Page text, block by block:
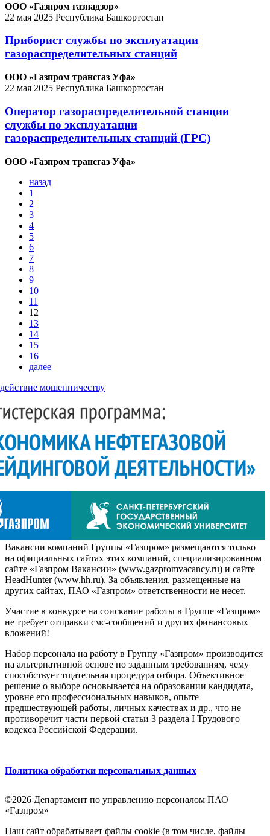
ООО «Газпром газнадзор»
22 мая 2025 Республика Башкортостан
Приборист службы по эксплуатации
газораспределительных станций
ООО «Газпром трансгаз Уфа»
22 мая 2025 Республика Башкортостан
Оператор газораспределительной станции
службы по эксплуатации
газораспределительных станций (ГРС)
ООО «Газпром трансгаз Уфа»
назад
1
2
3
4
5
6
7
8
9
10
11
12
13
14
15
16
далее
мошенничеству
Вакансии компаний Группы «Газпром» размещаются только
на официальных сайтах этих компаний, специализированном
сайте «Газпром Вакансии» (www.gazpromvacancy.ru) и сайте
HeadHunter (www.hh.ru). За объявления, размещенные на
других сайтах, ПАО «Газпром» ответственности не несет.
Участие в конкурсе на соискание работы в Группе «Газпром»
не требует отправки смс-сообщений и других финансовых
вложений!
Набор персонала на работу в Группу «Газпром» производится
на альтернативной основе по заданным требованиям, чему
способствует тщательная процедура отбора. Объективное
решение о выборе основывается на образовании кандидата,
уровне его профессиональных навыков, опыте
предшествующей работы, личных качествах и др., что не
противоречит части первой статьи 3 раздела I Трудового
кодекса Российской Федерации.
Политика обработки персональных данных
©2026 Департамент по управлению персоналом ПАО
«Газпром»
Наш сайт обрабатывает файлы cookie (в том числе, файлы